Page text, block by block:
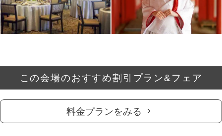
この会場のおすすめ割引プラン&フェア
料金プランをみる